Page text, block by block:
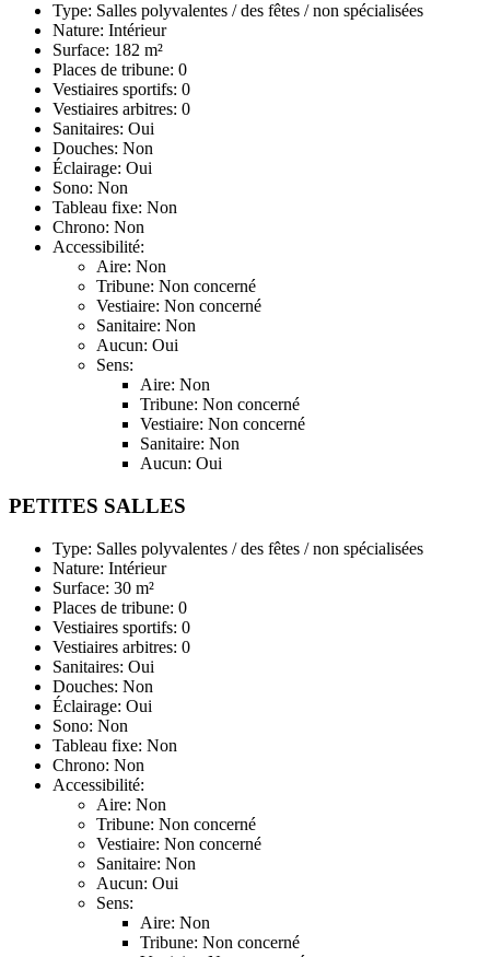
Type: Salles polyvalentes / des fêtes / non spécialisées
Nature: Intérieur
Surface: 182 m²
Places de tribune: 0
Vestiaires sportifs: 0
Vestiaires arbitres: 0
Sanitaires: Oui
Douches: Non
Éclairage: Oui
Sono: Non
Tableau fixe: Non
Chrono: Non
Accessibilité:
Aire: Non
Tribune: Non concerné
Vestiaire: Non concerné
Sanitaire: Non
Aucun: Oui
Sens:
Aire: Non
Tribune: Non concerné
Vestiaire: Non concerné
Sanitaire: Non
Aucun: Oui
PETITES SALLES
Type: Salles polyvalentes / des fêtes / non spécialisées
Nature: Intérieur
Surface: 30 m²
Places de tribune: 0
Vestiaires sportifs: 0
Vestiaires arbitres: 0
Sanitaires: Oui
Douches: Non
Éclairage: Oui
Sono: Non
Tableau fixe: Non
Chrono: Non
Accessibilité:
Aire: Non
Tribune: Non concerné
Vestiaire: Non concerné
Sanitaire: Non
Aucun: Oui
Sens:
Aire: Non
Tribune: Non concerné